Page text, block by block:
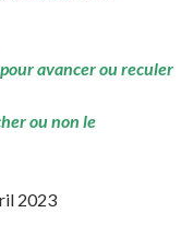
avancer ou reculer
ou non le
2023